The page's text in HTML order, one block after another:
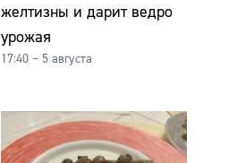
желтизны и дарит ведро
урожая
17:40 – 5 августа